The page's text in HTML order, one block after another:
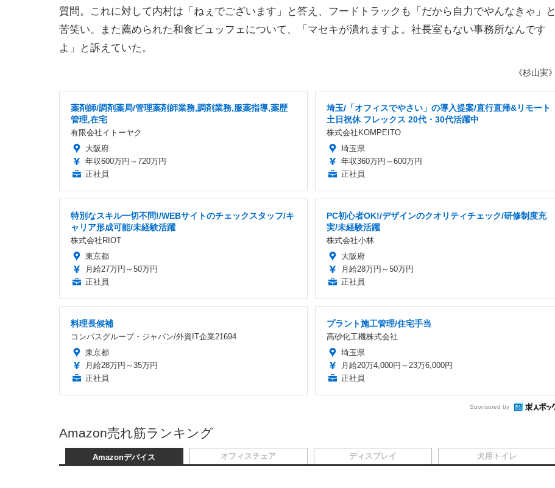
質問。これに対して内村は「ねぇでございます」と答え、フードトラックも「だから自力でやんなきゃ」と
苦笑い。また薦められた和食ビュッフェについて、「マセキが潰れますよ。社長室もない事務所なんです
よ」と訴えていた。
《杉山実》
薬剤師/調剤薬局/管理薬剤師業務,調剤業務,服薬指導,薬歴
管理,在宅
有限会社イトーヤク
大阪府
年収600万円～720万円
正社員
埼玉/「オフィスでやさい」の導入提案/直行直帰&リモート
土日祝休 フレックス 20代・30代活躍中
株式会社KOMPEITO
埼玉県
年収360万円～600万円
正社員
特別なスキル一切不問!/WEBサイトのチェックスタッフ/キ
ャリア形成可能/未経験活躍
株式会社RIOT
東京都
月給27万円～50万円
正社員
PC初心者OK!/デザインのクオリティチェック/研修制度充
実/未経験活躍
株式会社小林
大阪府
月給28万円～50万円
正社員
料理長候補
コンパスグループ・ジャパン/外資IT企業21694
東京都
月給28万円～35万円
正社員
プラント施工管理/住宅手当
高砂化工機株式会社
埼玉県
月給20万4,000円～23万6,000円
正社員
Sponsored by
Amazon売れ筋ランキング
Amazonデバイス オフィスチェア ディスプレイ 犬用トイレ